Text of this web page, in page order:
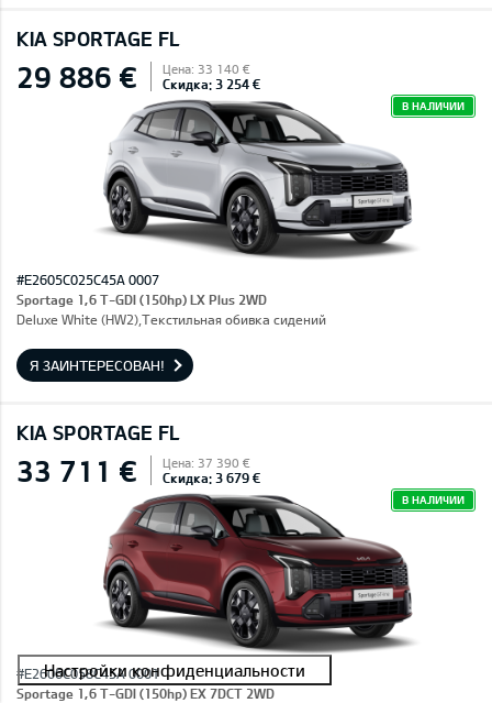
KIA SPORTAGE FL
29 886 € Цена: 33 140 €
Скидка: 3 254 €
В НАЛИЧИИ
#E2605C025C45A 0007
Sportage 1,6 T-GDI (150hp) LX Plus 2WD
Deluxe White (HW2),Текстильная обивка сидений
Я ЗАИНТЕРЕСОВАН!
KIA SPORTAGE FL
33 711 € Цена: 37 390 €
Скидка: 3 679 €
В НАЛИЧИИ
#E2606C058C45A 0001
Sportage 1,6 T-GDI (150hp) EX 7DCT 2WD